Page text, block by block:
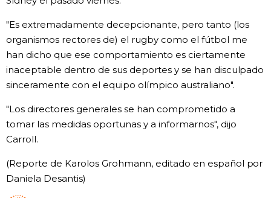
"Es extremadamente decepcionante, pero tanto (los
organismos rectores de) el rugby como el fútbol me
han dicho que ese comportamiento es ciertamente
inaceptable dentro de sus deportes y se han disculpado
sinceramente con el equipo olímpico australiano".
"Los directores generales se han comprometido a
tomar las medidas oportunas y a informarnos", dijo
Carroll.
(Reporte de Karolos Grohmann, editado en español por
Daniela Desantis)